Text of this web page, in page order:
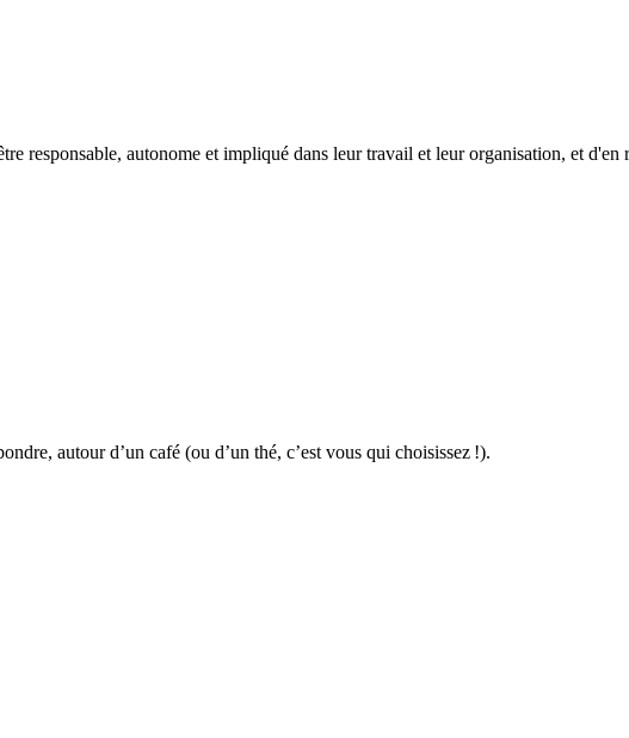
responsable, autonome et impliqué dans leur travail et leur organisation, et
autour d’un café (ou d’un thé, c’est vous qui choisissez !).